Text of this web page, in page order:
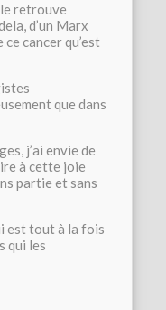
le retrouve
d’un Marx
cancer qu’est
que dans
j’ai envie de
à cette joie
partie et sans
est tout à la fois
qui les